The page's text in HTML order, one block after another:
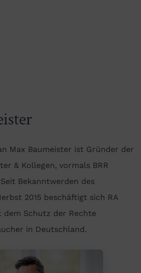
Max Baumeister ist Gründer der
& Kollegen, vormals BRR
Bekanntwerden des
2015 beschäftigt sich RA
dem Schutz der Rechte
in Deutschland.